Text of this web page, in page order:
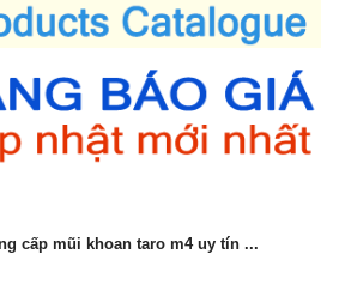
cấp mũi khoan taro m4 uy tín ...